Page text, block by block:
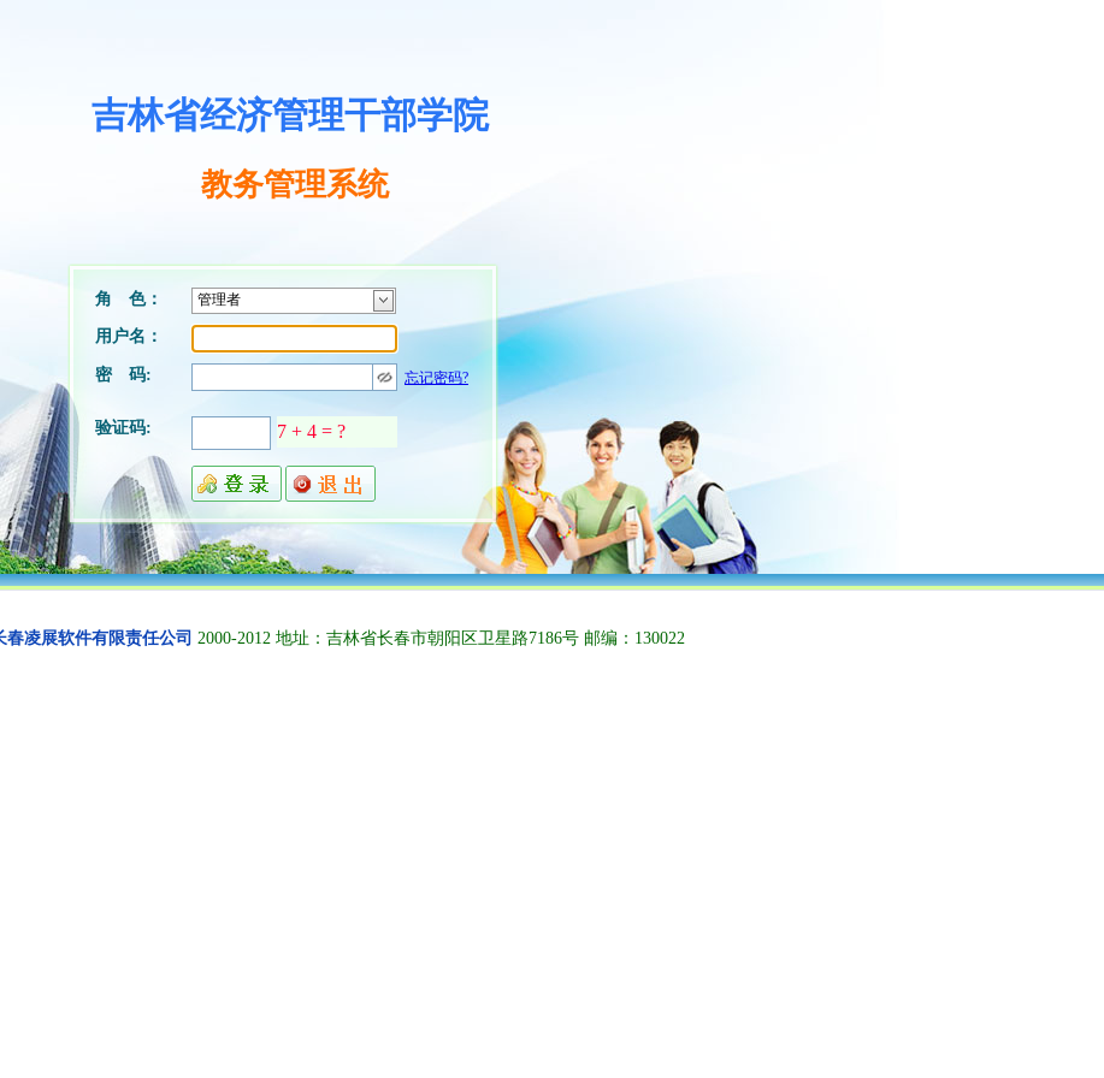
吉林省经济管理干部学院
教务管理系统
角 色：
用户名：
密 码: 忘记密码?
验证码: 7 + 4 = ?
春凌展软件有限责任公司 2000-2012 地址：吉林省长春市朝阳区卫星路7186号 邮编：130022